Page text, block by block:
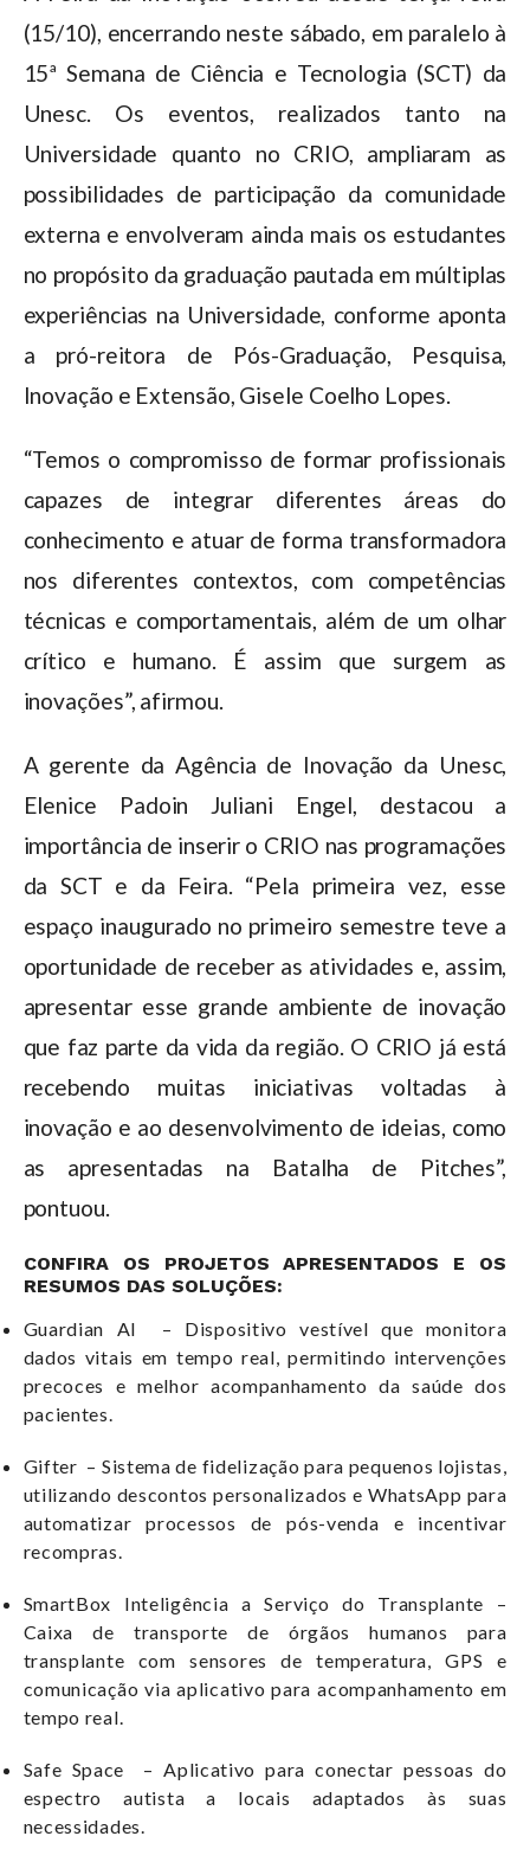
(15/10), encerrando neste sábado, em paralelo à
15ª Semana de Ciência e Tecnologia (SCT) da
Unesc. Os eventos, realizados tanto na
Universidade quanto no CRIO, ampliaram as
possibilidades de participação da comunidade
externa e envolveram ainda mais os estudantes
no propósito da graduação pautada em múltiplas
experiências na Universidade, conforme aponta
a pró-reitora de Pós-Graduação, Pesquisa,
Inovação e Extensão, Gisele Coelho Lopes.
“Temos o compromisso de formar profissionais
capazes de integrar diferentes áreas do
conhecimento e atuar de forma transformadora
nos diferentes contextos, com competências
técnicas e comportamentais, além de um olhar
crítico e humano. É assim que surgem as
inovações”, afirmou.
A gerente da Agência de Inovação da Unesc,
Elenice Padoin Juliani Engel, destacou a
importância de inserir o CRIO nas programações
da SCT e da Feira. “Pela primeira vez, esse
espaço inaugurado no primeiro semestre teve a
oportunidade de receber as atividades e, assim,
apresentar esse grande ambiente de inovação
que faz parte da vida da região. O CRIO já está
recebendo muitas iniciativas voltadas à
inovação e ao desenvolvimento de ideias, como
as apresentadas na Batalha de Pitches”,
pontuou.
CONFIRA OS PROJETOS APRESENTADOS E OS
RESUMOS DAS SOLUÇÕES:
Guardian AI – Dispositivo vestível que monitora
dados vitais em tempo real, permitindo intervenções
precoces e melhor acompanhamento da saúde dos
pacientes.
Gifter – Sistema de fidelização para pequenos lojistas,
utilizando descontos personalizados e WhatsApp para
automatizar processos de pós-venda e incentivar
recompras.
SmartBox Inteligência a Serviço do Transplante –
Caixa de transporte de órgãos humanos para
transplante com sensores de temperatura, GPS e
comunicação via aplicativo para acompanhamento em
tempo real.
Safe Space – Aplicativo para conectar pessoas do
espectro autista a locais adaptados às suas
necessidades.